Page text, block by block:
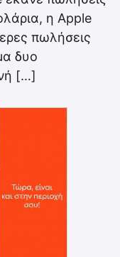
η Apple
πωλήσεις
δυο
[…]